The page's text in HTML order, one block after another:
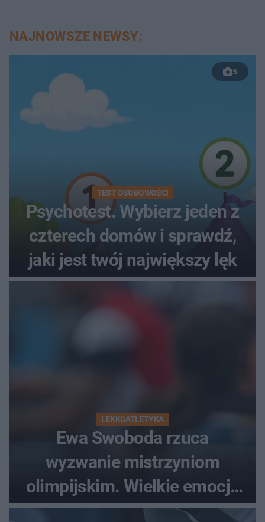
NAJNOWSZE NEWSY:
5
TEST OSOBOWOŚCI
Psychotest. Wybierz jeden z
czterech domów i sprawdź,
jaki jest twój największy lęk
LEKKOATLETYKA
Ewa Swoboda rzuca
wyzwanie mistrzyniom
olimpijskim. Wielkie emocje
podczas Silesia Memoriału